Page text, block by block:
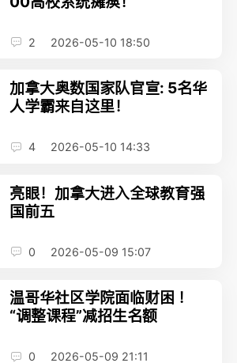
2 2026-05-10 18:50
加拿大奥数国家队官宣: 5名华
人学霸来自这里！
4 2026-05-10 14:33
亮眼！加拿大进入全球教育强
国前五
0 2026-05-09 15:07
温哥华社区学院面临财困 ！
“调整课程”减招生名额
0 2026-05-09 21:11